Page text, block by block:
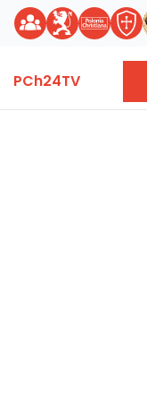
PCh24TV